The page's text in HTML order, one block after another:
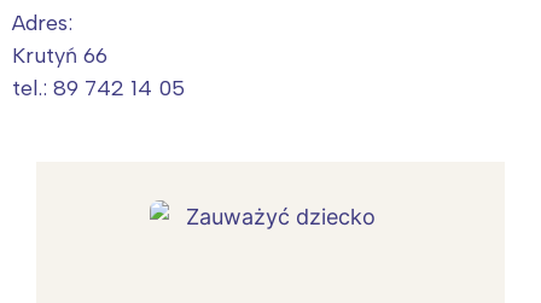
Adres:
Krutyń 66
tel.: 89 742 14 05